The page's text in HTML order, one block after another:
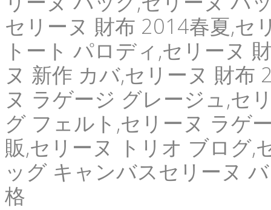
セリーヌ 財布 2014春夏,セ
トート パロディ,セリーヌ
ヌ 新作 カバ,セリーヌ 財布
ヌ ラゲージ グレージュ,セ
グ フェルト,セリーヌ ラゲ
販,セリーヌ トリオ ブログ,
ッグ キャンバスセリーヌ
格